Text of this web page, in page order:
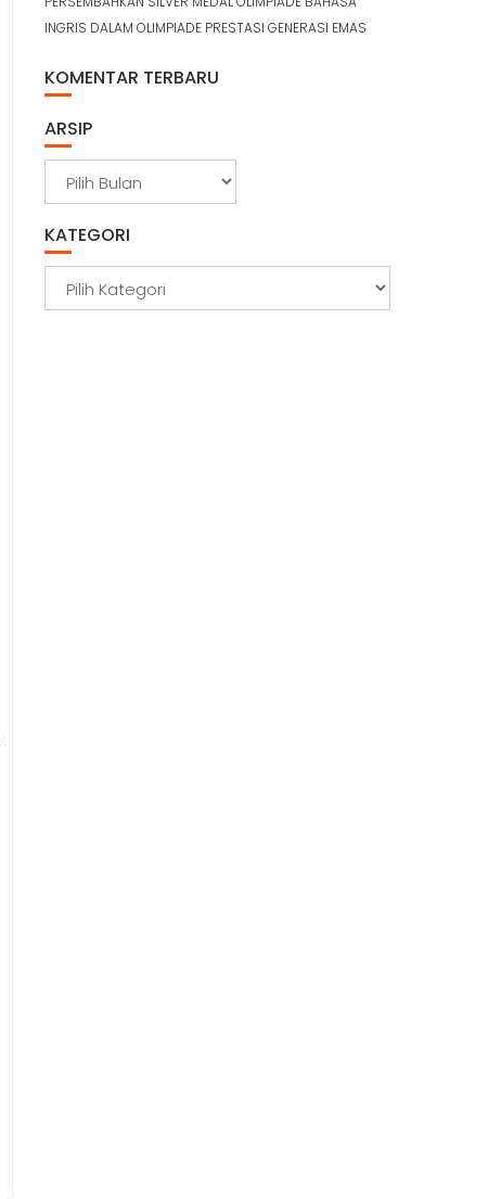
INGRIS DALAM OLIMPIADE PRESTASI GENERASI EMAS
KOMENTAR TERBARU
ARSIP
i
KATEGORI